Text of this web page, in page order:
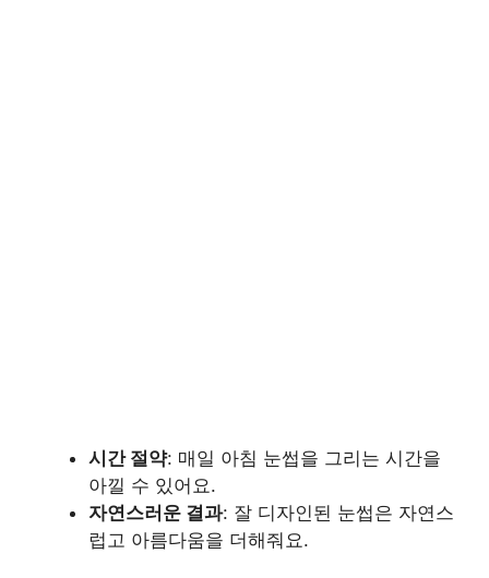
시간 절약: 매일 아침 눈썹을 그리는 시간을
아낄 수 있어요.
자연스러운 결과: 잘 디자인된 눈썹은 자연스
럽고 아름다움을 더해줘요.